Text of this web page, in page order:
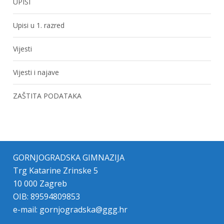
Upisi u 1. razred
Vijesti
Vijesti i najave
ZAŠTITA PODATAKA
GORNJOGRADSKA GIMNAZIJA
Trg Katarine Zrinske 5
10 000 Zagreb
OIB: 89594809853
e-mail: gornjogradska@ggg.hr